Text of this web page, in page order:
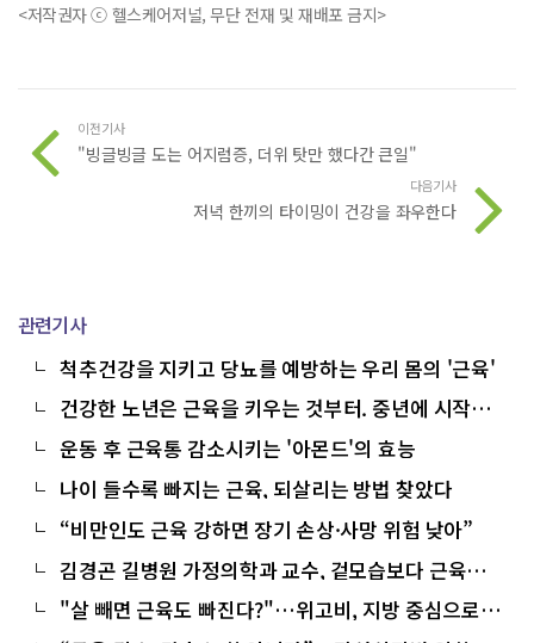
<저작권자 ⓒ 헬스케어저널, 무단 전재 및 재배포 금지>
이전기사
"빙글빙글 도는 어지럼증, 더위 탓만 했다간 큰일"
다음기사
저녁 한끼의 타이밍이 건강을 좌우한다
관련기사
척추건강을 지키고 당뇨를 예방하는 우리 몸의 '근육'
건강한 노년은 근육을 키우는 것부터. 중년에 시작되
는 ‘근감소증’이란?
운동 후 근육통 감소시키는 '아몬드'의 효능
나이 들수록 빠지는 근육, 되살리는 방법 찾았다
“비만인도 근육 강하면 장기 손상·사망 위험 낮아”
김경곤 길병원 가정의학과 교수, 겉모습보다 근육과
뼈가 더 중요합니다
"살 빼면 근육도 빠진다?"…위고비, 지방 중심으로 감